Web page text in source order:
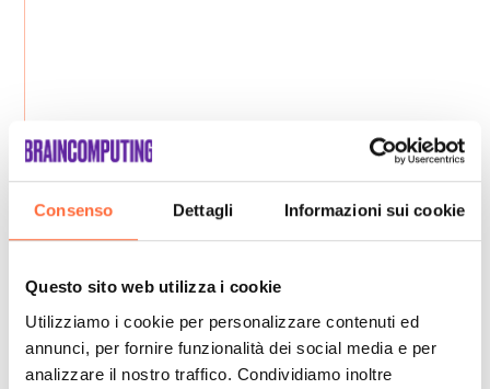
Consenso Dettagli Informazioni sui cookie
Questo sito web utilizza i cookie
Utilizziamo i cookie per personalizzare contenuti ed
annunci, per fornire funzionalità dei social media e per
analizzare il nostro traffico. Condividiamo inoltre